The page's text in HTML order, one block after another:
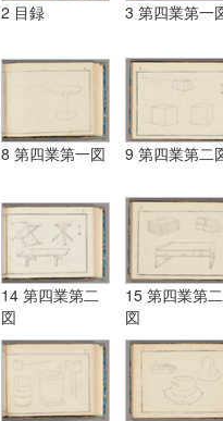
2 目録 3 第四業第一
8 第四業第一図 9 第四業第二
14 第四業第二
図
15 第四業第二
図